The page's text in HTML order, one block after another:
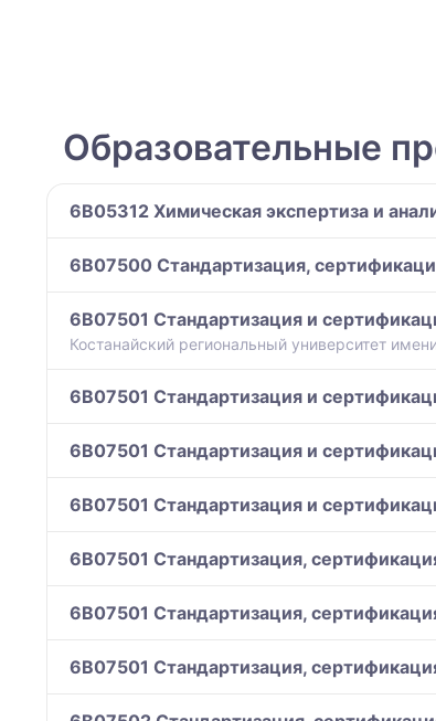
Образовательные
6B05312 Химическая экспертиза и
6B07500 Стандартизация,
6B07501 Стандартизация и
Костанайский региональный университет
6B07501 Стандартизация и
6B07501 Стандартизация и
6B07501 Стандартизация и
6B07501 Стандартизация,
6B07501 Стандартизация,
6B07501 Стандартизация,